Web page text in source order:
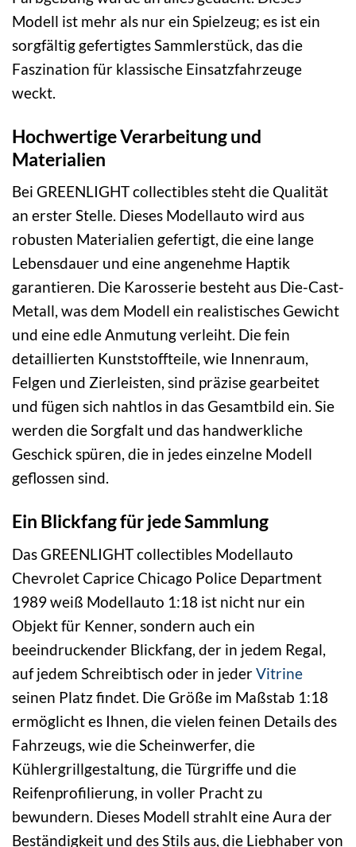
Modell ist mehr als nur ein Spielzeug; es ist ein
sorgfältig gefertigtes Sammlerstück, das die
Faszination für klassische Einsatzfahrzeuge
weckt.
Hochwertige Verarbeitung und
Materialien
Bei GREENLIGHT collectibles steht die Qualität
an erster Stelle. Dieses Modellauto wird aus
robusten Materialien gefertigt, die eine lange
Lebensdauer und eine angenehme Haptik
garantieren. Die Karosserie besteht aus Die-Cast-
Metall, was dem Modell ein realistisches Gewicht
und eine edle Anmutung verleiht. Die fein
detaillierten Kunststoffteile, wie Innenraum,
Felgen und Zierleisten, sind präzise gearbeitet
und fügen sich nahtlos in das Gesamtbild ein. Sie
werden die Sorgfalt und das handwerkliche
Geschick spüren, die in jedes einzelne Modell
geflossen sind.
Ein Blickfang für jede Sammlung
Das GREENLIGHT collectibles Modellauto
Chevrolet Caprice Chicago Police Department
1989 weiß Modellauto 1:18 ist nicht nur ein
Objekt für Kenner, sondern auch ein
beeindruckender Blickfang, der in jedem Regal,
auf jedem Schreibtisch oder in jederVitrine
seinen Platz findet. Die Größe im Maßstab 1:18
ermöglicht es Ihnen, die vielen feinen Details des
Fahrzeugs, wie die Scheinwerfer, die
Kühlergrillgestaltung, die Türgriffe und die
Reifenprofilierung, in voller Pracht zu
bewundern. Dieses Modell strahlt eine Aura der
Beständigkeit und des Stils aus, die Liebhaber von